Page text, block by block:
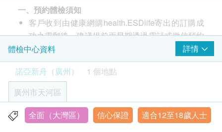
口腔檢查
內科檢查
肝功能
總鹼性磷酸酵素
谷丙轉氨酵素
谷草轉氨酵素
總膽紅素
穀草先轉太酵素
一、預約體檢須知
客戶收到由健康網購health.ESDlife寄出的訂購成
功之電郵後，建議提前兩星期透過電話或微信預約
聯絡諾亞新舟進行預約，聯絡電話及微信：+ 86
188 2005 1280。
客戶至現場後，諾亞新舟工作人員會核對客戶的姓
名、出生年月日、手機號及健康網購
health.ESDlife訂購成功之電郵。
身體檢查計劃有效期為90日，客戶必須於90日內
（由確認付款日期起計）接受有關檢查，逾期作
體檢中心資料
詳情
諾亞新舟（廣州）
1 個地點
廣州市天河區
廣州市天河區珠江新城獵德大道 31-33 號 中海璟暉華庭 3
全面（大灣區） 信心保證 適合12至18歲人士